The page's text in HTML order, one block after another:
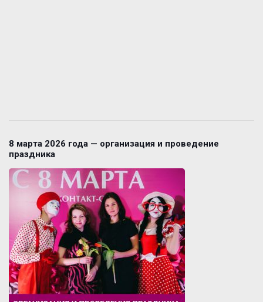
8 марта 2026 года — организация и проведение
праздника